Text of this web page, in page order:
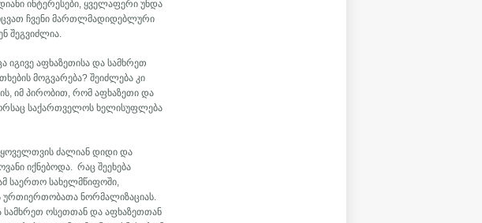
ინტერესები, ყველაფერი უნდა
ჩვენი მართლმადიდებლური
შეგვიძლია.
იგივე აფხაზეთისა და სამხრეთ
მოგვარება? შეიძლება კი
იმ პირობით, რომ აფხაზეთი და
საქართველოს ხელისუფლება
ძალიან დიდი და
იქნებოდა. რაც შეეხება
საერთო სახელმწიფოში,
ურთიერთობათა ნორმალიზაციას.
ოსეთთან და აფხაზეთთან